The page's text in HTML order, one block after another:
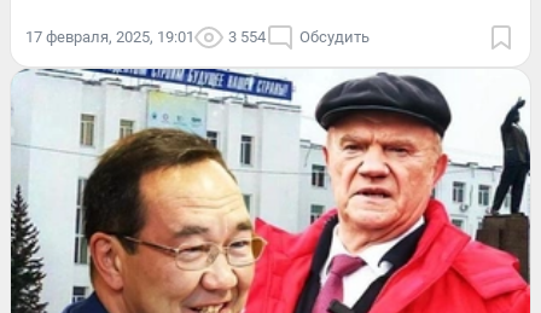
17 февраля, 2025, 19:01 3 554 Обсудить